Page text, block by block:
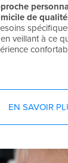
de
veillant à ce
EN SAVOIR